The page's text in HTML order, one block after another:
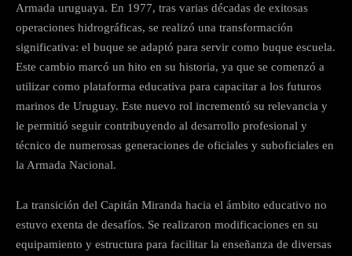
Armada uruguaya. En 1977, tras varias décadas de exitosas
operaciones hidrográficas, se realizó una transformación
significativa: el buque se adaptó para servir como buque escuela.
Este cambio marcó un hito en su historia, ya que se comenzó a
utilizar como plataforma educativa para capacitar a los futuros
marinos de Uruguay. Este nuevo rol incrementó su relevancia y
le permitió seguir contribuyendo al desarrollo profesional y
técnico de numerosas generaciones de oficiales y suboficiales en
la Armada Nacional.
La transición del Capitán Miranda hacia el ámbito educativo no
estuvo exenta de desafíos. Se realizaron modificaciones en su
equipamiento y estructura para facilitar la enseñanza de diversas